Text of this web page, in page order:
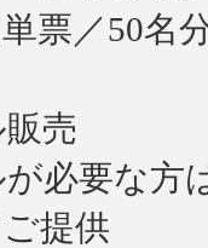
票／50名
売
必要な方
提供